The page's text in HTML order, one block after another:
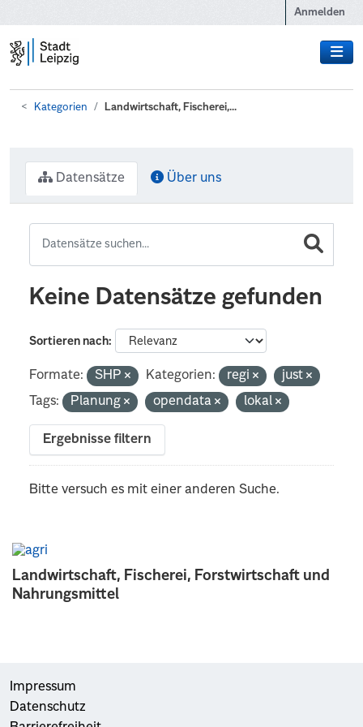
Anmelden
Kategorien Landwirtschaft, Fischerei,...
Landwirtschaft, Fischerei, Forstwirtschaft und
Nahrungsmittel
Datensätze Über uns
Keine Datensätze gefunden
Sortieren nach
Formate: SHP Kategorien: regi
just
Tags:
Planung opendata lokal
Ergebnisse filtern
Bitte versuch es mit einer anderen Suche.
Impressum
Datenschutz